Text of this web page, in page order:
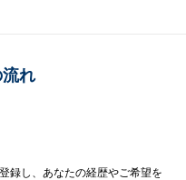
れ
録し、あなたの経歴やご希望を